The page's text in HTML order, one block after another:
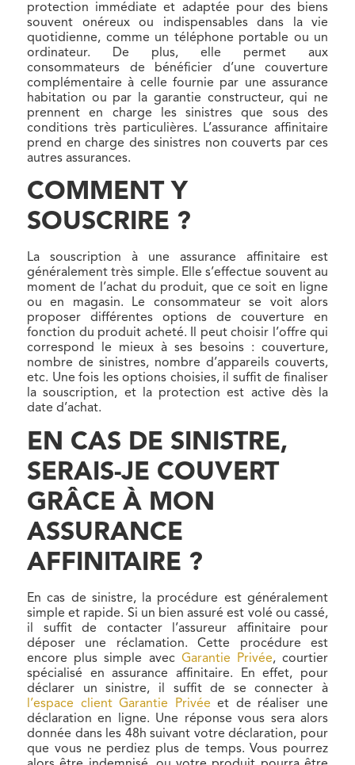
protection immédiate et adaptée pour des biens
souvent onéreux ou indispensables dans la vie
quotidienne, comme un téléphone portable ou un
ordinateur. De plus, elle permet aux
consommateurs de bénéficier d’une couverture
complémentaire à celle fournie par une assurance
habitation ou par la garantie constructeur, qui ne
prennent en charge les sinistres que sous des
conditions très particulières. L’assurance affinitaire
prend en charge des sinistres non couverts par ces
autres assurances.
COMMENT Y
SOUSCRIRE ?
La souscription à une assurance affinitaire est
généralement très simple. Elle s’effectue souvent au
moment de l’achat du produit, que ce soit en ligne
ou en magasin. Le consommateur se voit alors
proposer différentes options de couverture en
fonction du produit acheté. Il peut choisir l’offre qui
correspond le mieux à ses besoins : couverture,
nombre de sinistres, nombre d’appareils couverts,
etc. Une fois les options choisies, il suffit de finaliser
la souscription, et la protection est active dès la
date d’achat.
EN CAS DE SINISTRE,
SERAIS-JE COUVERT
GRÂCE À MON
ASSURANCE
AFFINITAIRE ?
En cas de sinistre, la procédure est généralement
simple et rapide. Si un bien assuré est volé ou cassé,
il suffit de contacter l’assureur affinitaire pour
déposer une réclamation. Cette procédure est
encore plus simple avec Garantie Privée, courtier
spécialisé en assurance affinitaire. En effet, pour
déclarer un sinistre, il suffit de se connecter à
l’espace client Garantie Privée et de réaliser une
déclaration en ligne. Une réponse vous sera alors
donnée dans les 48h suivant votre déclaration, pour
que vous ne perdiez plus de temps. Vous pourrez